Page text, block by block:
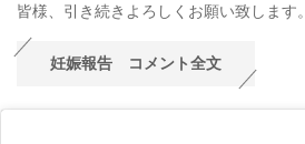
皆様、引き続きよろしくお願い致します。
妊娠報告 コメント全文